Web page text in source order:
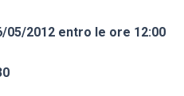
05/2012 entro le ore 12:00